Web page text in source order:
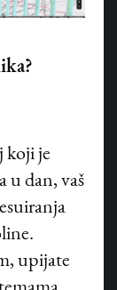
koji je
u dan, vaš
upijate